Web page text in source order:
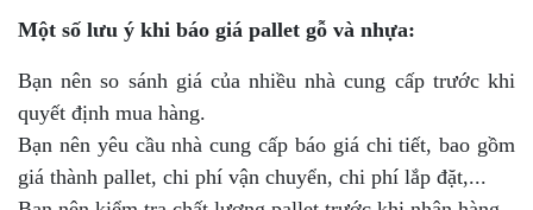
Một số lưu ý khi báo giá pallet gỗ và nhựa:
Bạn nên so sánh giá của nhiều nhà cung cấp trước khi
quyết định mua hàng.
Bạn nên yêu cầu nhà cung cấp báo giá chi tiết, bao gồm
giá thành pallet, chi phí vận chuyển, chi phí lắp đặt,...